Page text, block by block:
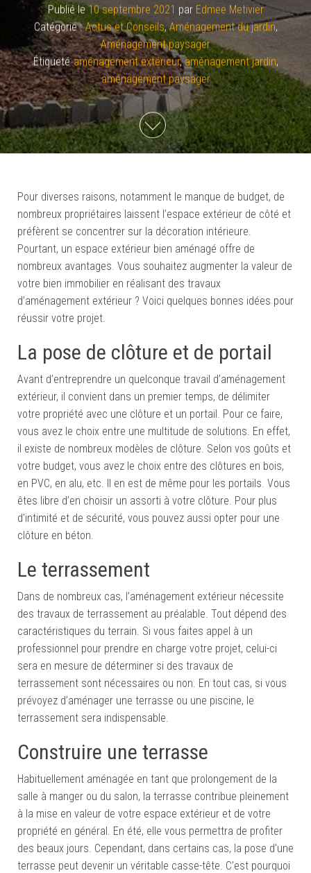
Publié le10 septembre 2021 par Edmee Metivier
Catégorie : Actus et Conseils,Aménagement du jardin,
Aménagement paysager
Étiqueté aménagement extérieur,aménagement jardin,
aménagement paysager
Pour diverses raisons, notamment le manque de budget, de
nombreux propriétaires laissent l’espace extérieur de côté et
préfèrent se concentrer sur la décoration intérieure.
Pourtant, un espace extérieur bien aménagé offre de
nombreux avantages. Vous souhaitez augmenter la valeur de
votre bien immobilier en réalisant des travaux
d’aménagement extérieur ? Voici quelques bonnes idées pour
réussir votre projet.
La pose de clôture et de portail
Avant d’entreprendre un quelconque travail d’aménagement
extérieur, il convient dans un premier temps, de délimiter
votre propriété avec une clôture et un portail. Pour ce faire,
vous avez le choix entre une multitude de solutions. En effet,
il existe de nombreux modèles de clôture. Selon vos goûts et
votre budget, vous avez le choix entre des clôtures en bois,
en PVC, en alu, etc. Il en est de même pour les portails. Vous
êtes libre d’en choisir un assorti à votre clôture. Pour plus
d’intimité et de sécurité, vous pouvez aussi opter pour une
clôture en béton.
Le terrassement
Dans de nombreux cas, l’aménagement extérieur nécessite
des travaux de terrassement au préalable. Tout dépend des
caractéristiques du terrain. Si vous faites appel à un
professionnel pour prendre en charge votre projet, celui-ci
sera en mesure de déterminer si des travaux de
terrassement sont nécessaires ou non. En tout cas, si vous
prévoyez d’aménager une terrasse ou une piscine, le
terrassement sera indispensable.
Construire une terrasse
Habituellement aménagée en tant que prolongement de la
salle à manger ou du salon, la terrasse contribue pleinement
à la mise en valeur de votre espace extérieur et de votre
propriété en général. En été, elle vous permettra de profiter
des beaux jours. Cependant, dans certains cas, la pose d’une
terrasse peut devenir un véritable casse-tête. C’est pourquoi